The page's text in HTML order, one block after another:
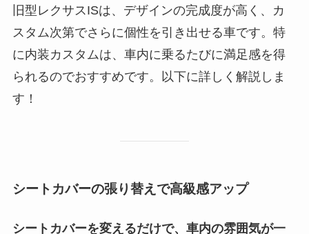
旧型レクサスISは、デザインの完成度が高く、カ
スタム次第でさらに個性を引き出せる車です。特
に内装カスタムは、車内に乗るたびに満足感を得
られるのでおすすめです。以下に詳しく解説しま
す！
シートカバーの張り替えで高級感アップ
シートカバーを変えるだけで、車内の雰囲気が一